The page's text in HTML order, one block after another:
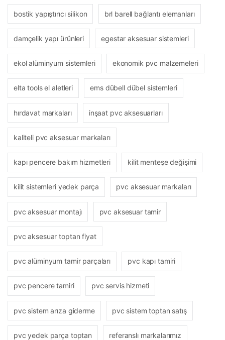
bostik yapıştırıcı silikon brl barell bağlantı elemanları
damçelik yapı ürünleri egestar aksesuar sistemleri
ekol alüminyum sistemleri ekonomik pvc malzemeleri
elta tools el aletleri ems dübell dübel sistemleri
hırdavat markaları inşaat pvc aksesuarları
kaliteli pvc aksesuar markaları
kapı pencere bakım hizmetleri kilit menteşe değişimi
kilit sistemleri yedek parça pvc aksesuar markaları
pvc aksesuar montajı pvc aksesuar tamir
pvc aksesuar toptan fiyat
pvc alüminyum tamir parçaları pvc kapı tamiri
pvc pencere tamiri pvc servis hizmeti
pvc sistem arıza giderme pvc sistem toptan satış
pvc yedek parça toptan referanslı markalarımız